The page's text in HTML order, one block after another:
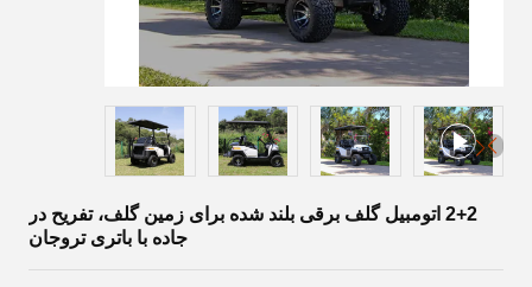
2+2 اتومبیل گلف برقی بلند شده برای زمین گلف، تفریح در
جاده با باتری تروجان